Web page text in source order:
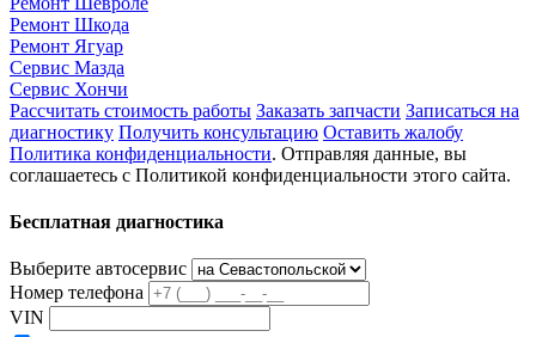
Ремонт Шкода
Ремонт Ягуар
Сервис Мазда
Сервис Хончи
Рассчитать стоимость работы Заказать запчасти Записаться на
диагностику Получить консультацию Оставить жалобу
Политика конфиденциальности. Отправляя данные, вы
соглашаетесь с Политикой конфиденциальности этого сайта.
Бесплатная диагностика
Выберите автосервис
Номер телефона
VIN